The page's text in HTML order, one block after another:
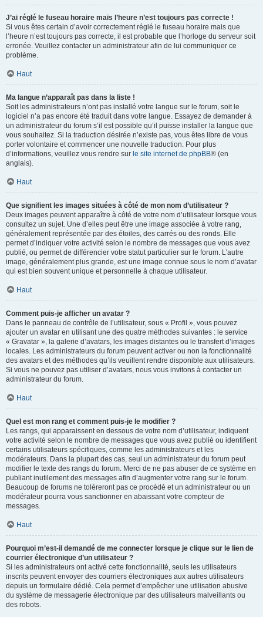
J’ai réglé le fuseau horaire mais l’heure n’est toujours pas correcte !
Si vous êtes certain d’avoir correctement réglé le fuseau horaire mais que
l’heure n’est toujours pas correcte, il est probable que l’horloge du serveur soit
erronée. Veuillez contacter un administrateur afin de lui communiquer ce
problème.
Haut
Ma langue n’apparaît pas dans la liste !
Soit les administrateurs n’ont pas installé votre langue sur le forum, soit le
logiciel n’a pas encore été traduit dans votre langue. Essayez de demander à
un administrateur du forum s’il est possible qu’il puisse installer la langue que
vous souhaitez. Si la traduction désirée n’existe pas, vous êtes libre de vous
porter volontaire et commencer une nouvelle traduction. Pour plus
d’informations, veuillez vous rendre sur le site internet de phpBB® (en
anglais).
Haut
Que signifient les images situées à côté de mon nom d’utilisateur ?
Deux images peuvent apparaître à côté de votre nom d’utilisateur lorsque vous
consultez un sujet. Une d’elles peut être une image associée à votre rang,
généralement représentée par des étoiles, des carrés ou des ronds. Elle
permet d’indiquer votre activité selon le nombre de messages que vous avez
publié, ou permet de différencier votre statut particulier sur le forum. L’autre
image, généralement plus grande, est une image connue sous le nom d’avatar
qui est bien souvent unique et personnelle à chaque utilisateur.
Haut
Comment puis-je afficher un avatar ?
Dans le panneau de contrôle de l’utilisateur, sous « Profil », vous pouvez
ajouter un avatar en utilisant une des quatre méthodes suivantes : le service
« Gravatar », la galerie d’avatars, les images distantes ou le transfert d’images
locales. Les administrateurs du forum peuvent activer ou non la fonctionnalité
des avatars et des méthodes qu’ils veuillent rendre disponible aux utilisateurs.
Si vous ne pouvez pas utiliser d’avatars, nous vous invitons à contacter un
administrateur du forum.
Haut
Quel est mon rang et comment puis-je le modifier ?
Les rangs, qui apparaissent en dessous de votre nom d’utilisateur, indiquent
votre activité selon le nombre de messages que vous avez publié ou identifient
certains utilisateurs spécifiques, comme les administrateurs et les
modérateurs. Dans la plupart des cas, seul un administrateur du forum peut
modifier le texte des rangs du forum. Merci de ne pas abuser de ce système en
publiant inutilement des messages afin d’augmenter votre rang sur le forum.
Beaucoup de forums ne toléreront pas ce procédé et un administrateur ou un
modérateur pourra vous sanctionner en abaissant votre compteur de
messages.
Haut
Pourquoi m’est-il demandé de me connecter lorsque je clique sur le lien de
courrier électronique d’un utilisateur ?
Si les administrateurs ont activé cette fonctionnalité, seuls les utilisateurs
inscrits peuvent envoyer des courriers électroniques aux autres utilisateurs
depuis un formulaire dédié. Cela permet d’empêcher une utilisation abusive
du système de messagerie électronique par des utilisateurs malveillants ou
des robots.